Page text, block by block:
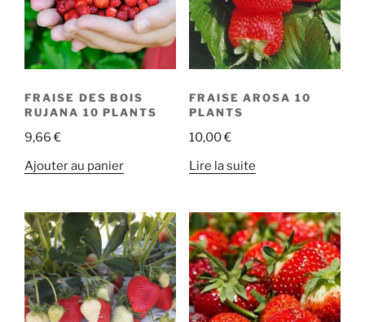
FRAISE DES BOIS
RUJANA 10 PLANTS
9,66€
Ajouter au panier
FRAISE AROSA 10
PLANTS
10,00€
Lire la suite